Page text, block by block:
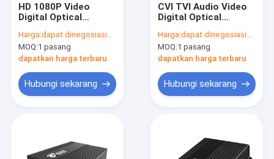
HD 1080P Video
Digital Optical
CVI TVI FC Fiber
20km Mode Tunggal
Harga:dapat dinegosiasikan
MOQ:1 pasang
dapatkan harga terbaru
Hubungi sekarang
CVI TVI Audio Video
Digital Optical
Industrial Monitoring
Hitam
Harga:dapat dinegosiasikan
MOQ:1 pasang
dapatkan harga terbaru
Hubungi sekarang